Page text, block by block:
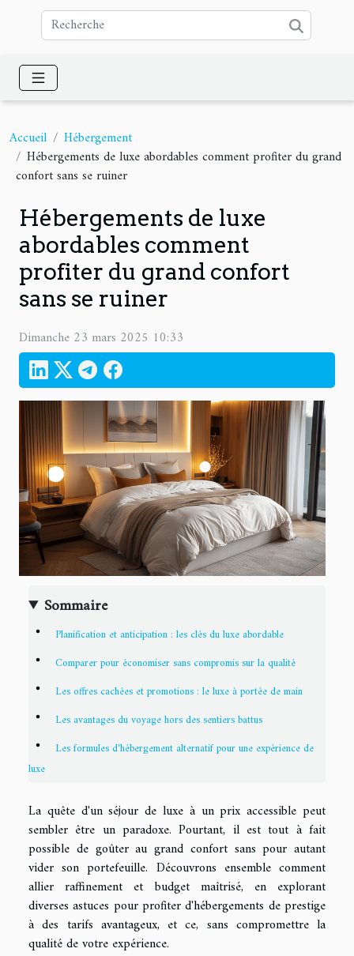
Accueil
Hébergement
Hébergements de luxe abordables comment profiter du grand
confort sans se ruiner
Hébergements de luxe
abordables comment
profiter du grand confort
sans se ruiner
Dimanche 23 mars 2025 10:33
Sommaire
Planification et anticipation : les clés du luxe abordable
Comparer pour économiser sans compromis sur la qualité
Les offres cachées et promotions : le luxe à portée de main
Les avantages du voyage hors des sentiers battus
Les formules d'hébergement alternatif pour une expérience de
luxe
La quête d'un séjour de luxe à un prix accessible peut
sembler être un paradoxe. Pourtant, il est tout à fait
possible de goûter au grand confort sans pour autant
vider son portefeuille. Découvrons ensemble comment
allier raffinement et budget maîtrisé, en explorant
diverses astuces pour profiter d'hébergements de prestige
à des tarifs avantageux, et ce, sans compromettre la
qualité de votre expérience.